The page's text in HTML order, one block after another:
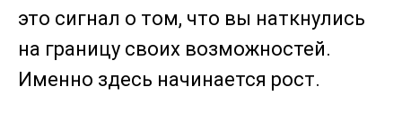
это сигнал о том, что вы наткнулись
на границу своих возможностей.
Именно здесь начинается рост.